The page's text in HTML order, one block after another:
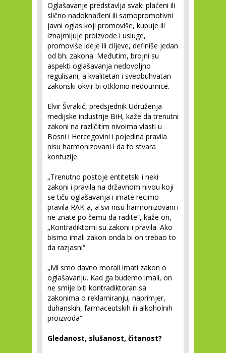
Oglašavanje predstavlja svaki plaćeni ili
slično nadoknađeni ili samopromotivni
javni oglas koji promoviše, kupuje ili
iznajmljuje proizvode i usluge,
promoviše ideje ili ciljeve, definiše jedan
od bh. zakona. Međutim, brojni su
aspekti oglašavanja nedovoljno
regulisani, a kvalitetan i sveobuhvatan
zakonski okvir bi otklonio nedoumice.
Elvir Švrakić, predsjednik Udruženja
medijske industrije BiH, kaže da trenutni
zakoni na različitim nivoima vlasti u
Bosni i Hercegovini i pojedina pravila
nisu harmonizovani i da to stvara
konfuzije.
„Trenutno postoje entitetski i neki
zakoni i pravila na državnom nivou koji
se tiču oglašavanja i imate recimo
pravila RAK-a, a svi nisu harmonizovani i
ne znate po čemu da radite“, kaže on,
„Kontradiktorni su zakoni i pravila. Ako
bismo imali zakon onda bi on trebao to
da razjasni“.
„Mi smo davno morali imati zakon o
oglašavanju. Kad ga budemo imali, on
ne smije biti kontradiktoran sa
zakonima o reklamiranju, naprimjer,
duhanskih, farmaceutskih ili alkoholnih
proizvoda“.
Gledanost, slušanost, čitanost?